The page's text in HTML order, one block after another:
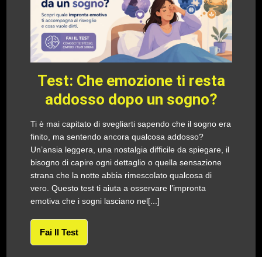
Test: Che emozione ti resta
addosso dopo un sogno?
Ti è mai capitato di svegliarti sapendo che il sogno era
finito, ma sentendo ancora qualcosa addosso?
Un’ansia leggera, una nostalgia difficile da spiegare, il
bisogno di capire ogni dettaglio o quella sensazione
strana che la notte abbia rimescolato qualcosa di
vero. Questo test ti aiuta a osservare l’impronta
emotiva che i sogni lasciano nel[...]
Fai Il Test